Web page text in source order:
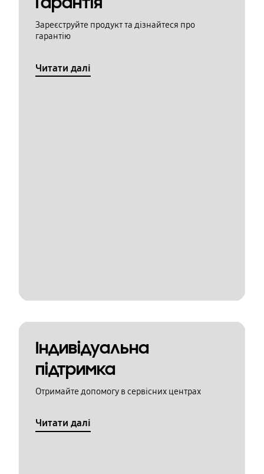
Зареєструйте продукт та дізнайтеся про
гарантію
Читати далі
Індивідуальна
підтримка
Отримайте допомогу в сервісних центрах
Читати далі